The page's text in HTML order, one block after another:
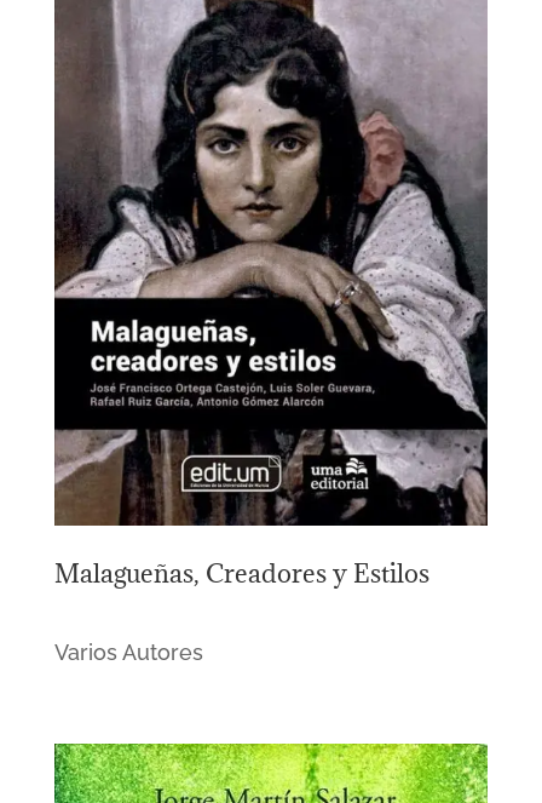
Malagueñas, Creadores y Estilos
Varios Autores